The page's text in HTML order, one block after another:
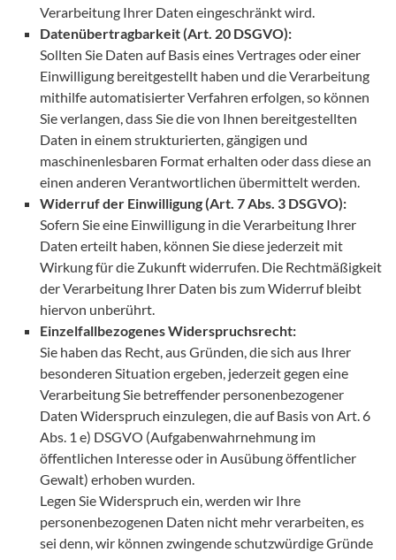
Verarbeitung Ihrer Daten eingeschränkt wird.
Datenübertragbarkeit (Art. 20 DSGVO):
Sollten Sie Daten auf Basis eines Vertrages oder einer
Einwilligung bereitgestellt haben und die Verarbeitung
mithilfe automatisierter Verfahren erfolgen, so können
Sie verlangen, dass Sie die von Ihnen bereitgestellten
Daten in einem strukturierten, gängigen und
maschinenlesbaren Format erhalten oder dass diese an
einen anderen Verantwortlichen übermittelt werden.
Widerruf der Einwilligung (Art. 7 Abs. 3 DSGVO):
Sofern Sie eine Einwilligung in die Verarbeitung Ihrer
Daten erteilt haben, können Sie diese jederzeit mit
Wirkung für die Zukunft widerrufen. Die Rechtmäßigkeit
der Verarbeitung Ihrer Daten bis zum Widerruf bleibt
hiervon unberührt.
Einzelfallbezogenes Widerspruchsrecht:
Sie haben das Recht, aus Gründen, die sich aus Ihrer
besonderen Situation ergeben, jederzeit gegen eine
Verarbeitung Sie betreffender personenbezogener
Daten Widerspruch einzulegen, die auf Basis von Art. 6
Abs. 1 e) DSGVO (Aufgabenwahrnehmung im
öffentlichen Interesse oder in Ausübung öffentlicher
Gewalt) erhoben wurden.
Legen Sie Widerspruch ein, werden wir Ihre
personenbezogenen Daten nicht mehr verarbeiten, es
sei denn, wir können zwingende schutzwürdige Gründe